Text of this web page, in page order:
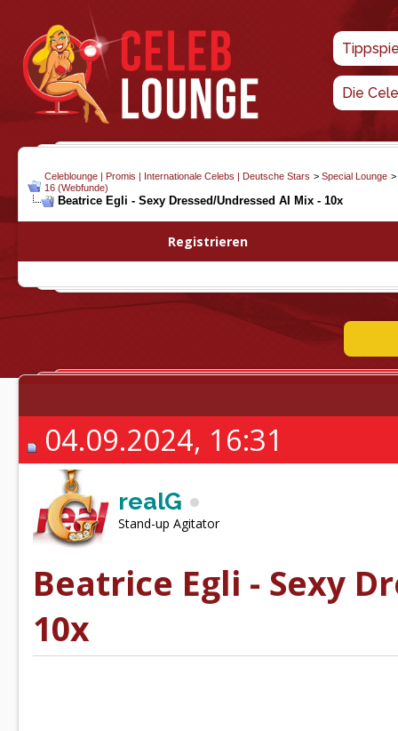
Die
Celeblounge | Promis | Internationale Celebs | Deutsche Stars > Special Lounge >
16 (Webfunde)
Beatrice Egli - Sexy Dressed/Undressed AI Mix - 10x
Registrieren
04.09.2024, 16:31
realG
Stand-up Agitator
Beatrice Egli - Sexy
10x